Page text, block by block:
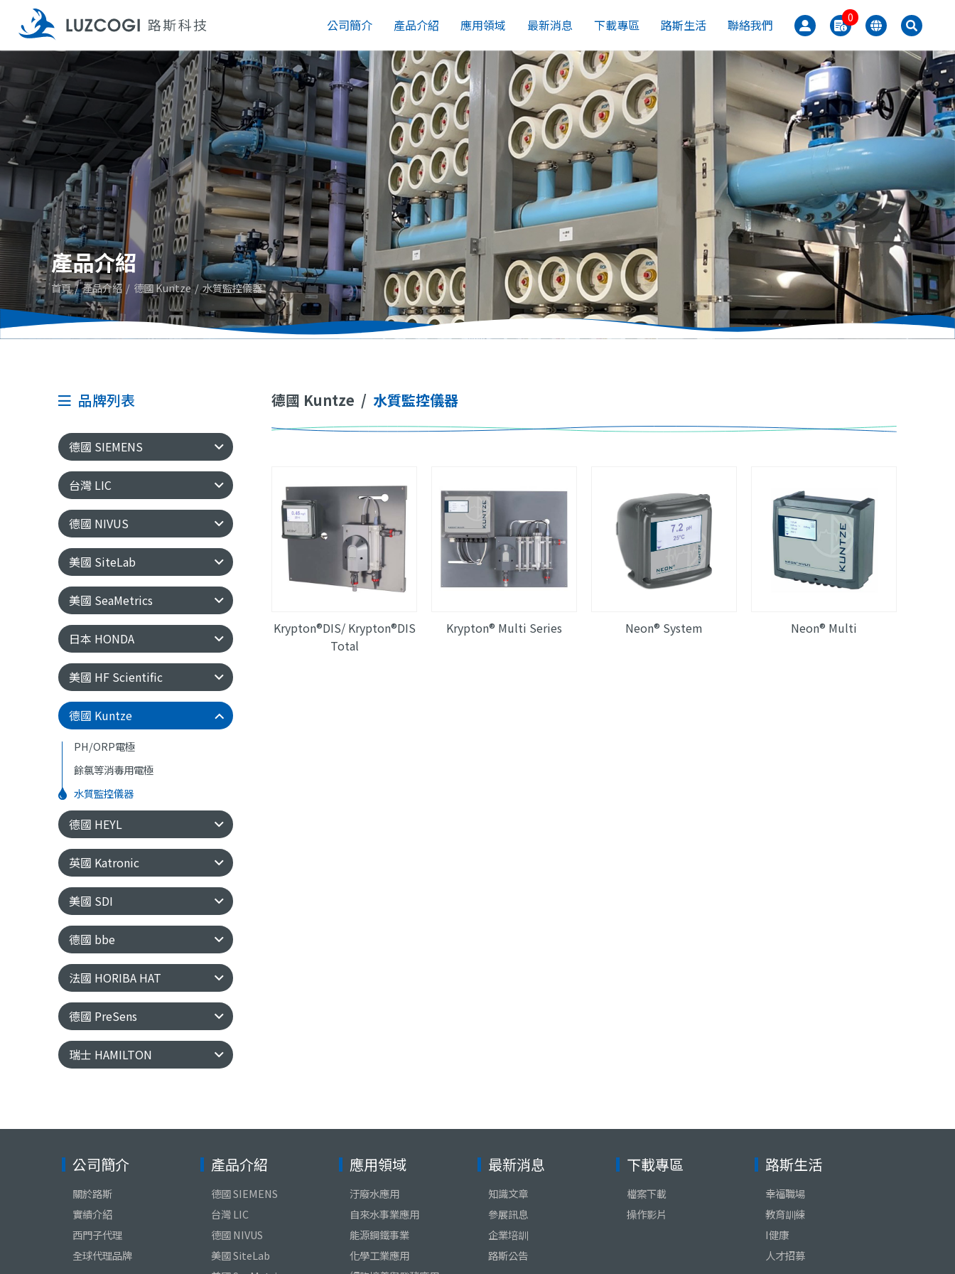
公司簡介 產品介紹 應用領域 最新消息 下載專區 路斯生活 聯絡我們 0
產品介紹
首頁 產品介紹 德國 Kuntze 水質監控儀器
品牌列表
德國 SIEMENS
台灣 LIC
德國 NIVUS
美國 SiteLab
美國 SeaMetrics
日本 HONDA
美國 HF Scientific
德國 Kuntze
PH/ORP電極
餘氯等消毒用電極
水質監控儀器
德國 HEYL
英國 Katronic
美國 SDI
德國 bbe
法國 HORIBA HAT
德國 PreSens
瑞士 HAMILTON
德國 Kuntze / 水質監控儀器
Krypton®DIS/ Krypton®DIS
Total
Krypton® Multi Series Neon® System Neon® Multi
公司簡介
關於路斯
實績介紹
西門子代理
全球代理品牌
產品介紹
德國 SIEMENS
台灣 LIC
德國 NIVUS
美國 SiteLab
應用領域
汙廢水應用
自來水事業應用
能源鋼鐵事業
化學工業應用
最新消息
知識文章
參展訊息
企業培訓
路斯公告
下載專區
檔案下載
操作影片
路斯生活
幸福職場
教育訓練
I健康
人才招募